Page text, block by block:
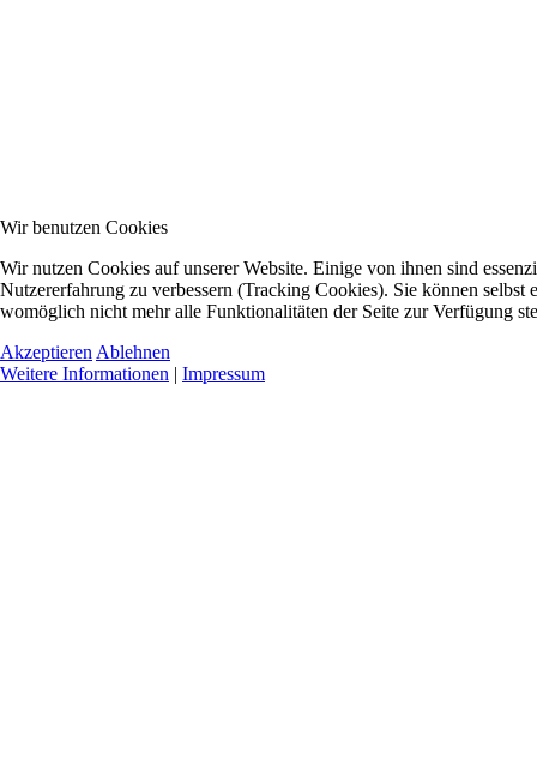
Wir benutzen Cookies
Wir nutzen Cookies auf unserer Website. Einige von ihnen sind
Nutzererfahrung zu verbessern (Tracking Cookies). Sie können
womöglich nicht mehr alle Funktionalitäten der Seite zur Verfügung
Akzeptieren Ablehnen
Weitere Informationen | Impressum